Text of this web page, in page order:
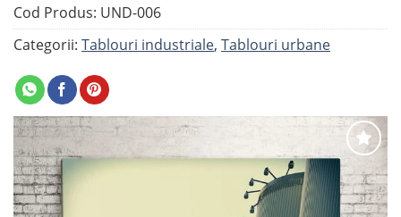
Adaugă
Cod Produs: UND-006
Categorii: Tablouri industriale, Tablouri urbane